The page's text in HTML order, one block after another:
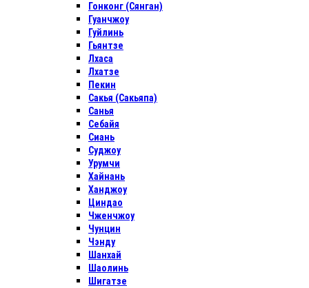
Гонконг (Сянган)
Гуанчжоу
Гуйлинь
Гьянтзе
Лхаса
Лхатзе
Пекин
Сакья (Сакьяпа)
Санья
Себайя
Сиань
Суджоу
Урумчи
Хайнань
Ханджоу
Циндао
Чженчжоу
Чунцин
Чэнду
Шанхай
Шаолинь
Шигатзе